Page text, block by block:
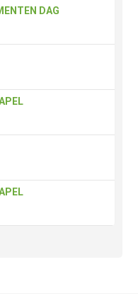
DAG